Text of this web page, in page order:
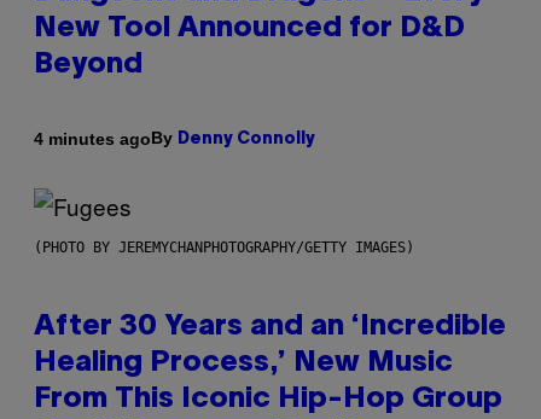
New Tool Announced for D&D
Beyond
4 minutes agoBy Denny Connolly
(PHOTO BY JEREMYCHANPHOTOGRAPHY/GETTY IMAGES)
After 30 Years and an ‘Incredible
Healing Process,’ New Music
From This Iconic Hip-Hop Group